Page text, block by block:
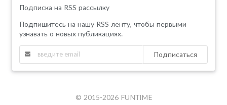
Подписка на RSS рассылку
Подпишитесь на нашу RSS ленту, чтобы первыми
узнавать о новых публикациях.
Подписаться
© 2015-2026 FUNTIME